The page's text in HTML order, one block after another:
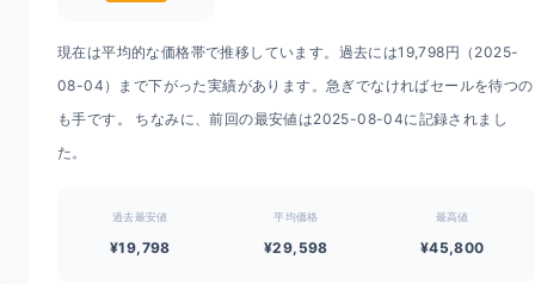
現在は平均的な価格帯で推移しています。過去には19,798円（2025-
08-04）まで下がった実績があります。急ぎでなければセールを待つの
も手です。 ちなみに、前回の最安値は2025-08-04に記録されまし
た。
過去最安値
¥19,798
平均価格
¥29,598
最高値
¥45,800